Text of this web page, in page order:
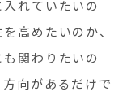
れていたいの
高めたいのか、
関わりたいの
向があるだけで